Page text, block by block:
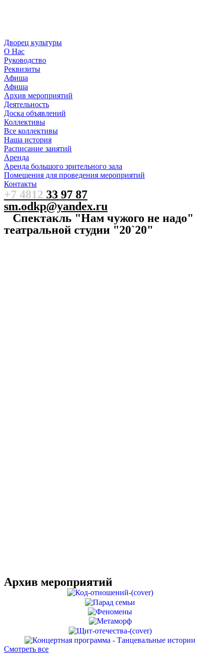
Дворец культуры
О Нас
Руководство
Реквизиты
Афиша
Афиша
Архив мероприятий
Деятельность
Доска объявлений
Коллективы
Все коллективы
Наша история
Расписание занятий
Аренда
Аренда большого зрительного зала
Помещения для проведения мероприятий
Контакты
+7 4812 33 97 87
sm.odkp@yandex.ru
Спектакль "Нам чужого не надо"
театральной студии "20`20"
Архив мероприятий
Смотреть все